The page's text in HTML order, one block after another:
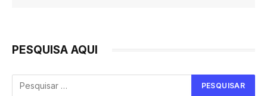
PESQUISA AQUI